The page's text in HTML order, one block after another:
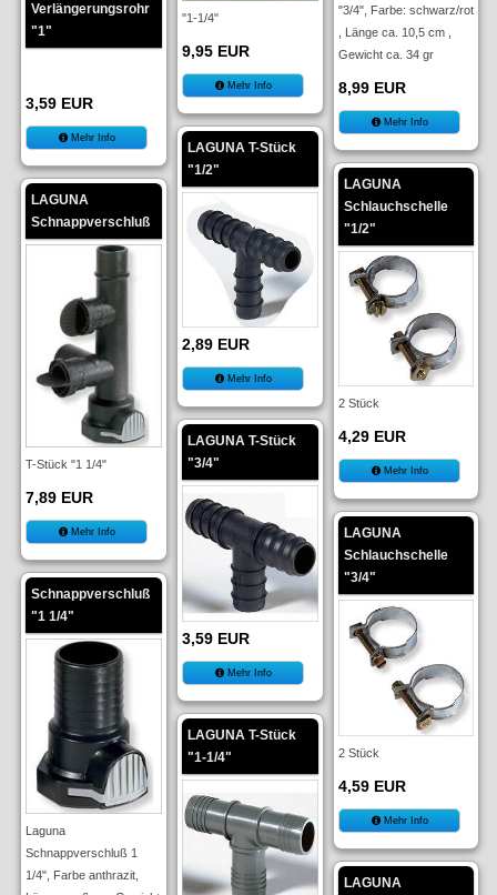
Verlängerungsrohr
"1"
3,59 EUR
Mehr Info
LAGUNA
Schnappverschluß
T-Stück "1 1/4"
7,89 EUR
Mehr Info
Schnappverschluß
"1 1/4"
Laguna
Schnappverschluß 1
1/4", Farbe anthrazit,
"1-1/4"
9,95 EUR
Mehr Info
LAGUNA T-Stück
"1/2"
2,89 EUR
Mehr Info
LAGUNA T-Stück
"3/4"
3,59 EUR
Mehr Info
LAGUNA T-Stück
"1-1/4"
"3/4", Farbe: schwarz/rot
, Länge ca. 10,5 cm ,
Gewicht ca. 34 gr
8,99 EUR
Mehr Info
LAGUNA
Schlauchschelle
"1/2"
2 Stück
4,29 EUR
Mehr Info
LAGUNA
Schlauchschelle
"3/4"
2 Stück
4,59 EUR
Mehr Info
LAGUNA